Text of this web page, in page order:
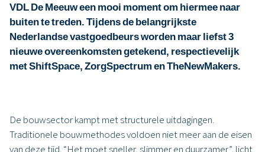
VDL De Meeuw een mooi moment om hiermee naar
buiten te treden. Tijdens de belangrijkste
Nederlandse vastgoedbeurs worden maar liefst 3
nieuwe overeenkomsten getekend, respectievelijk
met ShiftSpace, ZorgSpectrum en TheNewMakers.
De bouwsector kampt met structurele uitdagingen.
Traditionele bouwmethodes voldoen niet meer aan de eisen
van deze tijd. “Het moet sneller, slimmer en duurzamer”, licht